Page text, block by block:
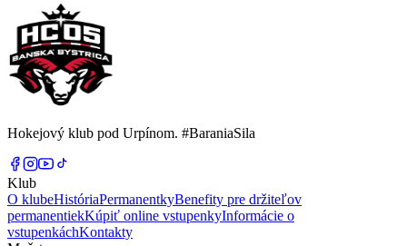
Hokejový klub pod Urpínom. #BaraniaSila
Klub
O klubeHistóriaPermanentkyBenefity pre držiteľov
permanentiekKúpiť online vstupenkyInformácie o
vstupenkáchKontakty